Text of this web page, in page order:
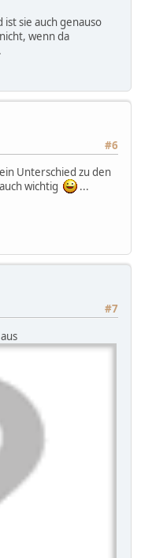
sie auch genauso
wenn da
#6
Unterschied zu den
wichtig
...
#7